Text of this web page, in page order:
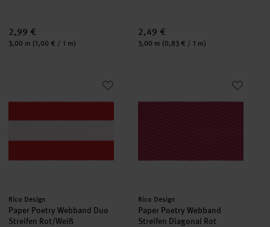
2,99 €
Inhalt:
3,00 m (1,00 € / 1 m)
2,49 €
Inhalt:
3,00 m (0,83 € / 1 m)
Paper Poetry Webband Duo Streifen Rot/Weiß
Hersteller:
Rico Design
Paper Poetry Webband Duo
Streifen Rot/Weiß
Paper Poetry Webband
Hersteller:
Rico Design
Paper Poetry Webband
Streifen Diagonal Rot